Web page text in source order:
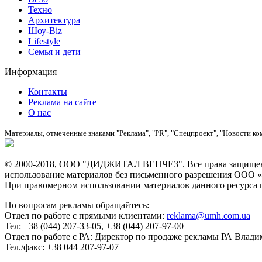
Техно
Архитектура
Шоу-Biz
Lifestyle
Семья и дети
Информация
Контакты
Реклама на сайте
О нас
Материалы, отмеченные знаками "Реклама", "PR", "Спецпроект", "Новости
© 2000-2018, ООО "ДИДЖИТАЛ ВЕНЧЕЗ". Все права
использование материалов без письменного разрешения
При правомерном использовании материалов данного ресурса
По вопросам рекламы обращайтесь:
Отдел по работе с прямыми клиентами: reklama@umh.com.ua
Тел: +38 (044) 207-33-05, +38 (044) 207-97-00
Отдел по работе с РА: Директор по продаже рекламы РА
Тел./факс: +38 044 207-97-07